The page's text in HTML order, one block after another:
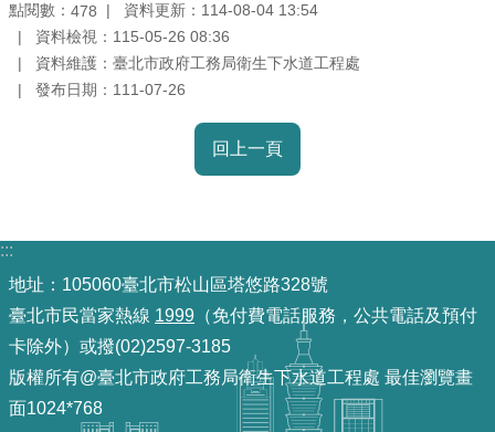
詞
彙
TAIPEI
府
網
站
資
料
點閱數： 478
資料更新：114-08-04 13:54
資料檢視：115-05-26 08:36
資料維護：臺北市政府工務局衛生下水道工程處
發布日期：111-07-26
回上一頁
:::
地址：105060臺北市松山區塔悠路328號
臺北市民當家熱線 1999 （免付費電話服務，公共電話及預付
卡除外）或撥(02)2597-3185
版權所有@臺北市政府工務局衛生下水道工程處 最佳瀏覽畫
面1024*768